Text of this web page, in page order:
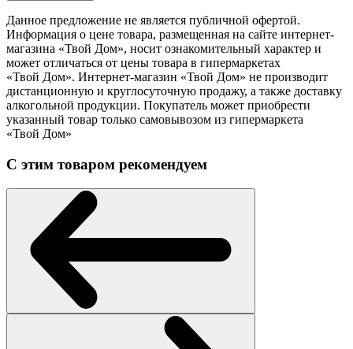
Данное предложение не является публичной офертой.
Информация о цене товара, размещенная на сайте интернет-
магазина «Твой Дом», носит ознакомительный характер и
может отличаться от цены товара в гипермаркетах
«Твой Дом». Интернет-магазин «Твой Дом» не производит
дистанционную и круглосуточную продажу, а также доставку
алкогольной продукции. Покупатель может приобрести
указанный товар только самовывозом из гипермаркета
«Твой Дом»
С этим товаром рекомендуем